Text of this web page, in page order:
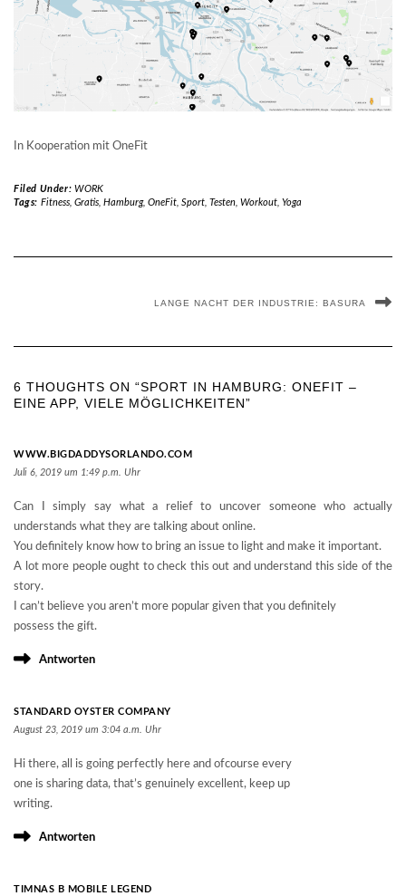
In Kooperation mit OneFit
Filed Under: WORK
Tags: Fitness, Gratis, Hamburg, OneFit, Sport, Testen, Workout, Yoga
LANGE NACHT DER INDUSTRIE: BASURA
6 THOUGHTS ON “SPORT IN HAMBURG: ONEFIT –
EINE APP, VIELE MÖGLICHKEITEN”
WWW.BIGDADDYSORLANDO.COM
Juli 6, 2019 um 1:49 p.m. Uhr
Can I simply say what a relief to uncover someone who actually
understands what they are talking about online.
You definitely know how to bring an issue to light and make it important.
A lot more people ought to check this out and understand this side of the
story.
I can’t believe you aren’t more popular given that you definitely
possess the gift.
Antworten
STANDARD OYSTER COMPANY
August 23, 2019 um 3:04 a.m. Uhr
Hi there, all is going perfectly here and ofcourse every
one is sharing data, that’s genuinely excellent, keep up
writing.
Antworten
TIMNAS B MOBILE LEGEND